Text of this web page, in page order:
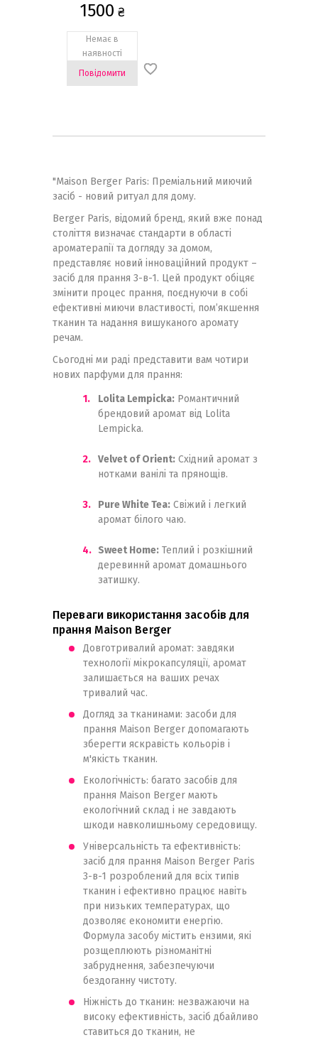
1500 ₴
Немає в
наявності
Повідомити
"Maison Berger Paris: Преміальний миючий
засіб - новий ритуал для дому.
Berger Paris, відомий бренд, який вже понад
століття визначає стандарти в області
ароматерапії та догляду за домом,
представляє новий інноваційний продукт –
засіб для прання 3-в-1. Цей продукт обіцяє
змінити процес прання, поєднуючи в собі
ефективні миючи властивості, пом’якшення
тканин та надання вишуканого аромату
речам.
Сьогодні ми раді представити вам чотири
нових парфуми для прання:
Lolita Lempicka: Романтичний
брендовий аромат від Lolita
Lempicka.
Velvet of Orient: Східний аромат з
нотками ванілі та прянощів.
Pure White Tea: Свіжий і легкий
аромат білого чаю.
Sweet Home: Теплий і розкішний
деревиннй аромат домашнього
затишку.
Переваги використання засобів для
прання Maison Berger
Довготривалий аромат: завдяки
технології мікрокапсуляції, аромат
залишається на ваших речах
тривалий час.
Догляд за тканинами: засоби для
прання Maison Berger допомагають
зберегти яскравість кольорів і
м'якість тканин.
Екологічність: багато засобів для
прання Maison Berger мають
екологічний склад і не завдають
шкоди навколишньому середовищу.
Універсальність та ефективність:
засіб для прання Maison Berger Paris
3-в-1 розроблений для всіх типів
тканин і ефективно працює навіть
при низьких температурах, що
дозволяє економити енергію.
Формула засобу містить ензими, які
розщеплюють різноманітні
забруднення, забезпечуючи
бездоганну чистоту.
Ніжність до тканин: незважаючи на
високу ефективність, засіб дбайливо
ставиться до тканин, не